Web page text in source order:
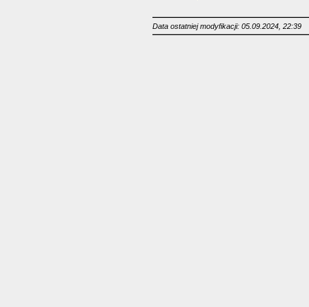
Data ostatniej modyfikacji: 05.09.2024, 22:39